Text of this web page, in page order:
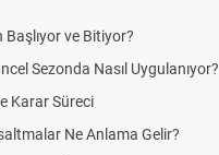
ve Bitiyor?
Sezonda Nasıl Uygulanıyor?
Karar Süreci
Ne Anlama Gelir?